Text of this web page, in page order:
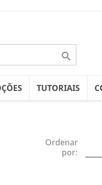

TUTORIAIS
Ordenar
por: